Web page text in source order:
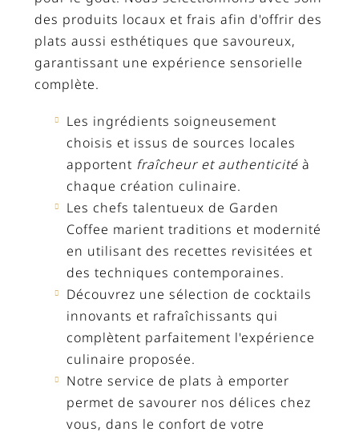
des produits locaux et frais afin d'offrir des
plats aussi esthétiques que savoureux,
garantissant une expérience sensorielle
complète.
Les ingrédients soigneusement
choisis et issus de sources locales
apportent fraîcheur et authenticitéà
chaque création culinaire.
Les chefs talentueux de Garden
Coffee marient traditions et modernité
en utilisant des recettes revisitées et
des techniques contemporaines.
Découvrez une sélection de cocktails
innovants et rafraîchissants qui
complètent parfaitement l'expérience
culinaire proposée.
Notre service de plats à emporter
permet de savourer nos délices chez
vous, dans le confort de votre